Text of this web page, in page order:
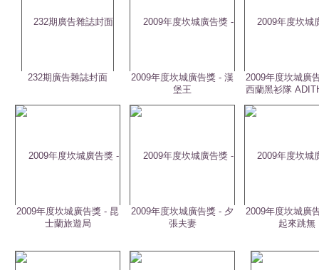
232期廣告雜誌封面
2009年度坎城廣告獎 - 漢
堡王
2009年度坎城廣
西蘭黑衫隊
2009年度坎城廣告獎 - 昆
士蘭旅遊局
2009年度坎城廣告獎 - 夕
張夫妻
2009年度坎城廣
起來跳無